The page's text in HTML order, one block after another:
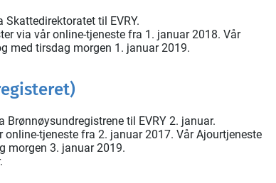
til EVRY.
via vår online-tjeneste fra 1. januar 2018. Vår
med tirsdag morgen 1. januar 2019.
Brønnøysundregistrene til EVRY 2. januar.
tjeneste fra 2. januar 2017. Vår Ajourtjeneste
morgen 3. januar 2019.